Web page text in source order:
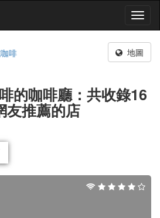
地圖
啡
的咖啡廳：共收錄16
友推薦的店